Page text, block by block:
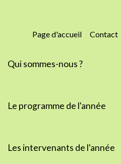
Page d'accueil Contact
Qui sommes-nous ?
Le programme de l'année
Les intervenants de l'année